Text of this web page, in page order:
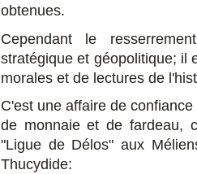
obtenues.
Cependant le
stratégique et géopolitique; il
morales et de lectures de
C'est une affaire de
de monnaie et de fardeau,
"Ligue de Délos" aux
Thucydide: